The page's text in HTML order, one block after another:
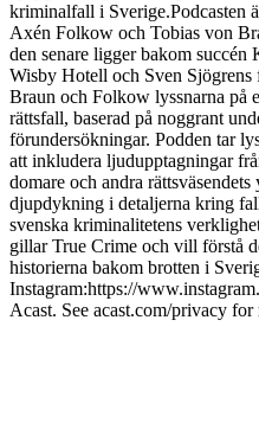
kriminalfall i Sverige.Podcasten
Axén Folkow och Tobias von
den senare ligger bakom
Wisby Hotell och Sven
Braun och Folkow lyssnarna på
rättsfall, baserad på noggrant
förundersökningar. Podden tar
att inkludera ljudupptagningar
domare och andra
djupdykning i detaljerna kring
svenska kriminalitetens
gillar True Crime och vill förstå
historierna bakom brotten i
Instagram:https://
Acast. See acast.com/privacy